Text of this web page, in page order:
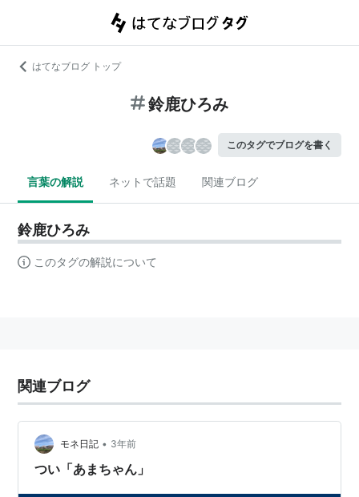
はてなブログ トップ
鈴鹿ひろみ
このタグでブログを書く
言葉の解説 ネットで話題 関連ブログ
鈴鹿ひろみ
このタグの解説について
関連ブログ
モネ日記 • 3年前
つい「あまちゃん」